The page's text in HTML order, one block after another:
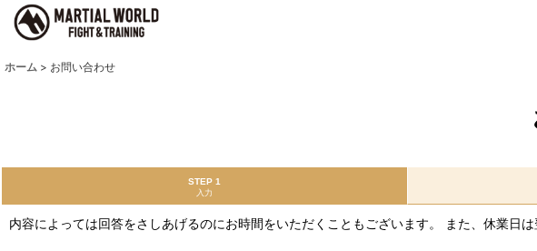
ホーム > お問い合わせ
STEP 1
入力
内容によっては回答をさしあげるのにお時間をいただくこともございます。 また、休業日